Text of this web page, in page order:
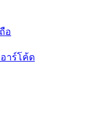
อ
าร์โค้ด